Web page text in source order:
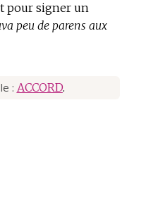
pour signer un
peu de parens aux
: ACCORD.